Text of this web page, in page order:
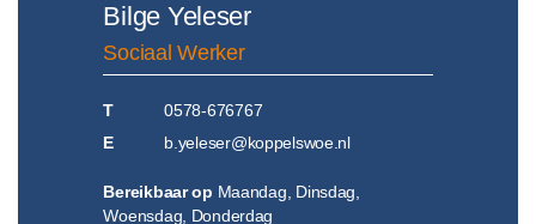
Bilge Yeleser
Sociaal Werker
T
0578-676767
E
b.yeleser@koppelswoe.nl
Bereikbaar op Maandag, Dinsdag,
Woensdag, Donderdag